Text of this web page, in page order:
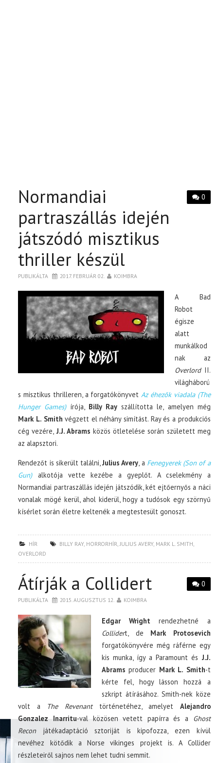
0
Normandiai
partraszállás idején
játszódó misztikus
thriller készül
PUBLIKÁLTA 2017. FEBRUÁR 02. KOIMBRA
A Bad
Robot
égisze
alatt
munkálkod
nak az
OverlordII.
világháború
s misztikus thrilleren, a forgatókönyvetAz éhezők viadala (The
Hunger Games)írója, Billy Ray szállította le, amelyen még
Mark L. Smith végzett el néhány simítást. Ray és a produkciós
cég vezére, J.J. Abrams közös ötletelése során született meg
az alapsztori.
Rendezőt is sikerült találni,Julius Avery, a Fenegyerek (Son of a
Gun)alkotója vette kezébe a gyeplőt. A cselekmény a
Normandiai partraszállás idején játszódik, két ejtőernyős a náci
vonalak mögé kerül, ahol kiderül, hogy a tudósok egy szörnyű
kísérlet során életre keltenék a megtestesült gonoszt.
HÍR BILLY RAY, HORRORHÍR,JULIUS AVERY, MARK L. SMITH,
OVERLORD
0
Átírják a Collidert
PUBLIKÁLTA 2015. AUGUSZTUS 12. KOIMBRA
Edgar Wright rendezhetné a
Collidert, de Mark Protosevich
forgatókönyvére még ráférne egy
kis munka, így a Paramount és J.J.
Abrams producer Mark L. Smith-t
kérte fel, hogy lásson hozzá a
szkript átírásához. Smith-nek köze
volt a The Revenanttörténetéhez, amelyet Alejandro
Gonzalez Inarritu-val közösen vetett papírra és a Ghost
Reconjátékadaptáció sztoriját is kipofozza, ezen kívül
nevéhez kötődik a Norse vikinges projekt is. A Collider
részleteiről sajnos nem lehet tudni semmit.